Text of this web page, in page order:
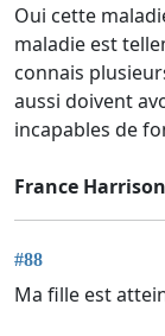
Oui cette
maladie est
connais
aussi doivent
incapables de
France Harrison
#88
Ma fille est